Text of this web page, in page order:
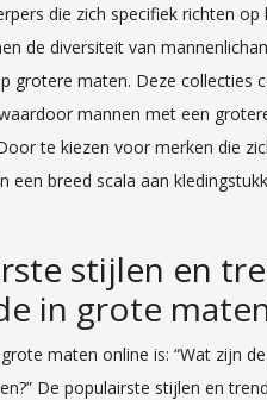
die zich specifiek richten
de diversiteit van
grotere maten. Deze collecties
mannen met een
te kiezen voor merken die
breed scala aan
stijlen en
in grote
maten online is: “Wat zijn
De populairste stijlen en